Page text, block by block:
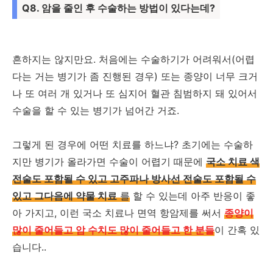
Q8. 암을 줄인 후 수술하는 방법이 있다는데?
흔하지는 않지만요. 처음에는 수술하기가 어려워서(어렵
다는 거는 병기가 좀 진행된 경우) 또는 종양이 너무 크거
나 또 여러 개 있거나 또 심지어 혈관 침범하지 돼 있어서
수술을 할 수 있는 병기가 넘어간 거죠.
그렇게 된 경우에 어떤 치료를 하느냐? 초기에는 수술하
지만 병기가 올라가면 수술이 어렵기 때문에 국소 치료 색
전술도 포함될 수 있고 고주파나 방사선 전술도 포함될 수
있고 그다음에 약물 치료를 할 수 있는데 아주 반응이 좋
아 가지고, 이런 국소 치료나 면역 항암제를 써서 종양이
많이 줄어들고 암 수치도 많이 줄어들고 한 분들이 간혹 있
습니다..